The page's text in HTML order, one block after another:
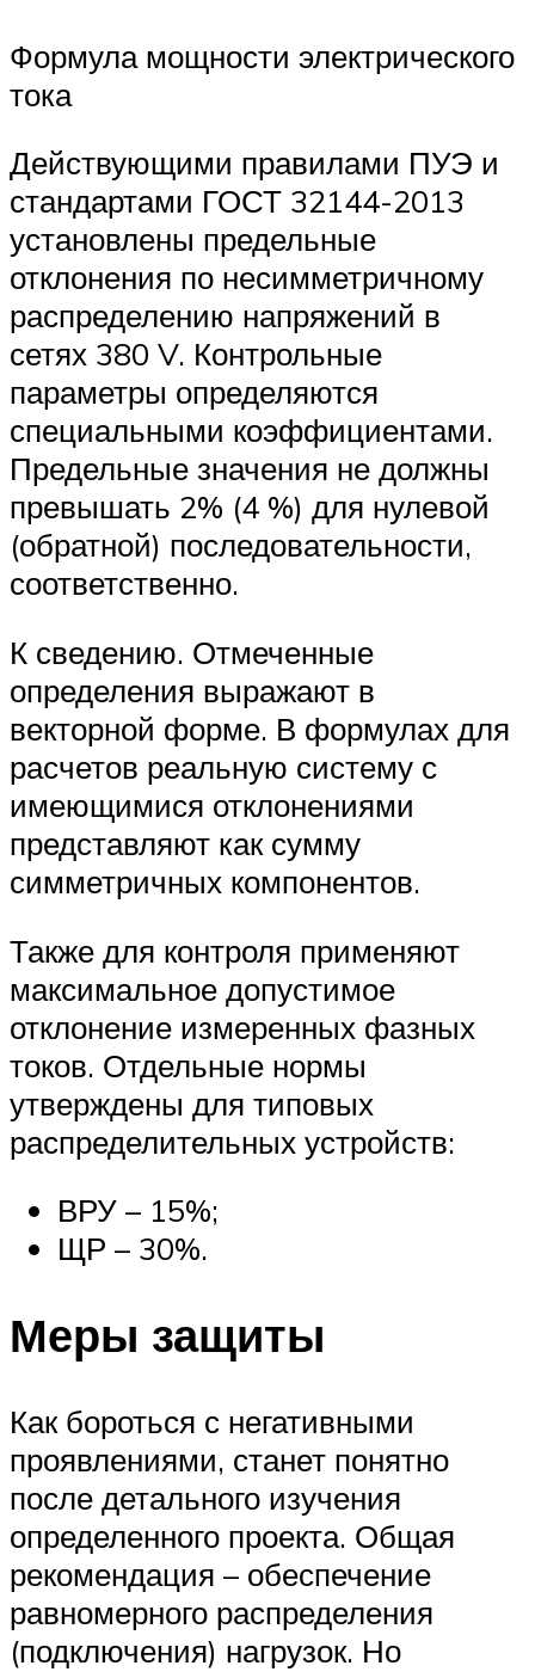
Формула мощности электрического
тока
Действующими правилами ПУЭ и
стандартами ГОСТ 32144-2013
установлены предельные
отклонения по несимметричному
распределению напряжений в
сетях 380 V. Контрольные
параметры определяются
специальными коэффициентами.
Предельные значения не должны
превышать 2% (4 %) для нулевой
(обратной) последовательности,
соответственно.
К сведению. Отмеченные
определения выражают в
векторной форме. В формулах для
расчетов реальную систему с
имеющимися отклонениями
представляют как сумму
симметричных компонентов.
Также для контроля применяют
максимальное допустимое
отклонение измеренных фазных
токов. Отдельные нормы
утверждены для типовых
распределительных устройств:
ВРУ – 15%;
ЩР – 30%.
Меры защиты
Как бороться с негативными
проявлениями, станет понятно
после детального изучения
определенного проекта. Общая
рекомендация – обеспечение
равномерного распределения
(подключения) нагрузок. Но